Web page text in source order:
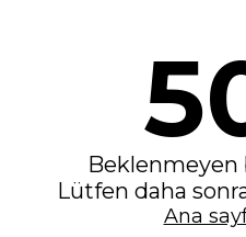
Beklenmeyen
Lütfen daha
Ana